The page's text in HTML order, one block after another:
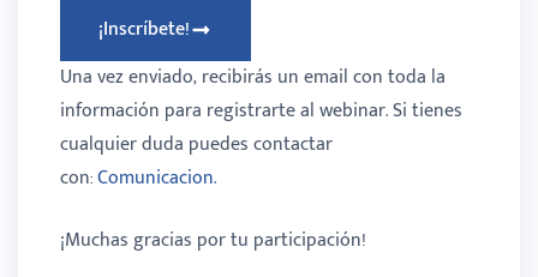
¡Inscríbete!
Una vez enviado, recibirás un email con toda la
información para registrarte al webinar. Si tienes
cualquier duda puedes contactar
con:Comunicacion.
¡Muchas gracias por tu participación!